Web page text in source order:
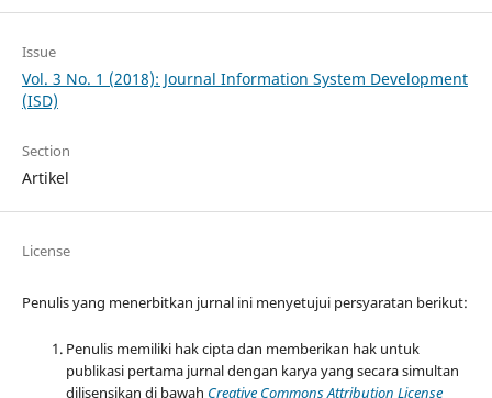
Issue
Vol. 3 No. 1 (2018): Journal Information System Development
(ISD)
Section
Artikel
License
Penulis yang menerbitkan jurnal ini menyetujui persyaratan berikut:
Penulis memiliki hak cipta dan memberikan hak untuk
publikasi pertama jurnal dengan karya yang secara simultan
dilisensikan di bawah Creative Commons Attribution License